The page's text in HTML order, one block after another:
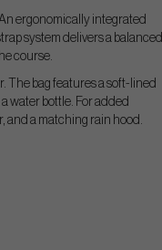
ergonomically integrated
system delivers a balanced
course.
The bag features a soft-lined
water bottle. For added
and a matching rain hood.